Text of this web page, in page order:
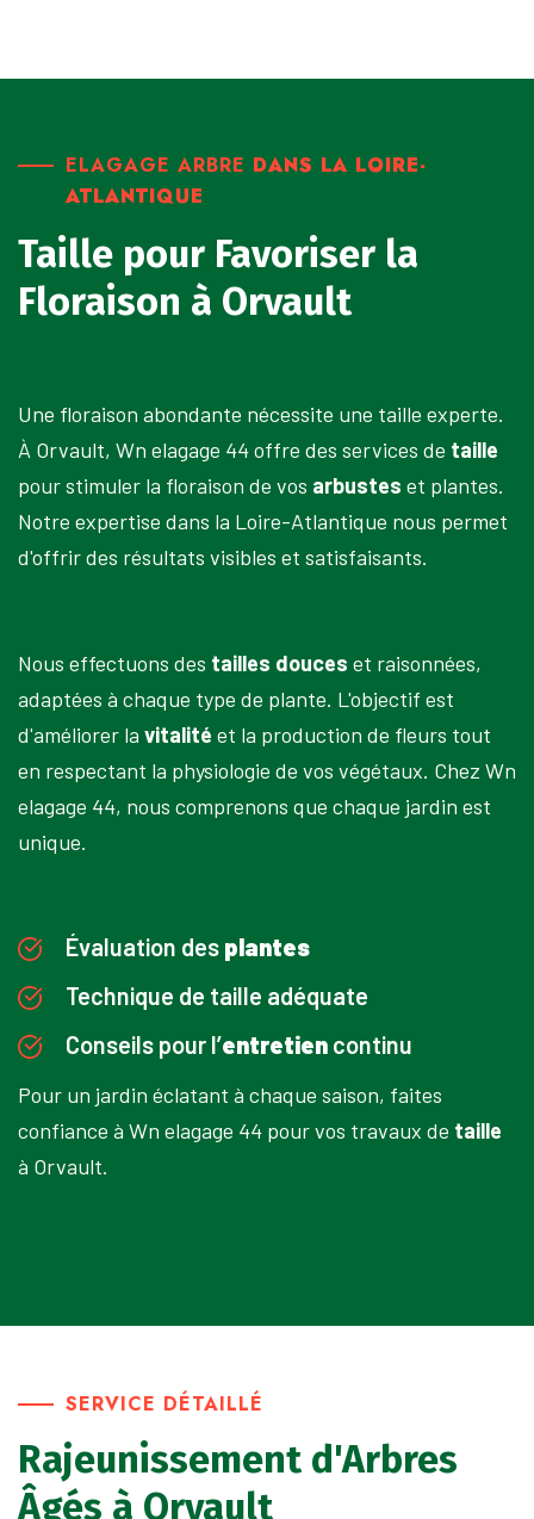
ELAGAGE ARBRE DANS LA LOIRE-
ATLANTIQUE
Taille pour Favoriser la
Floraison à Orvault
Une floraison abondante nécessite une taille experte.
À Orvault, Wn elagage 44 offre des services de taille
pour stimuler la floraison de vos arbustes et plantes.
Notre expertise dans la Loire-Atlantique nous permet
d'offrir des résultats visibles et satisfaisants.
Nous effectuons des tailles douces et raisonnées,
adaptées à chaque type de plante. L'objectif est
d'améliorer la vitalité et la production de fleurs tout
en respectant la physiologie de vos végétaux. Chez Wn
elagage 44, nous comprenons que chaque jardin est
unique.
Évaluation des plantes
Technique de taille adéquate
Conseils pour l’entretien continu
Pour un jardin éclatant à chaque saison, faites
confiance à Wn elagage 44 pour vos travaux de taille
à Orvault.
SERVICE DÉTAILLÉ
Rajeunissement d'Arbres
Âgés à Orvault